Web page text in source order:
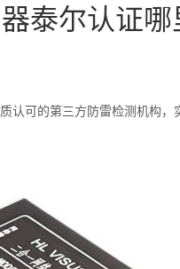
泰尔认证哪
认可的第三方防雷检测机构